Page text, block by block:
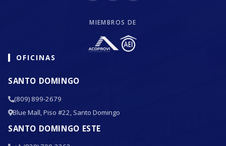
MIEMBROS DE
OFICINAS
SANTO DOMINGO
(809) 899-2679
Blue Mall, Piso #22, Santo Domingo
SANTO DOMINGO ESTE